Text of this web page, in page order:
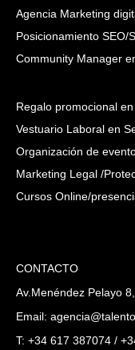
Agencia Marketing
Posicionamiento SEO/
Community Manager
Regalo promocional en
Vestuario Laboral en
Organización de
Marketing Legal /
Cursos Online/
CONTACTO
Av.Menéndez Pelayo
Email:
T: +34 617 387074 /